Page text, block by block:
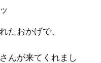
たおかげで、
んが来てくれまし